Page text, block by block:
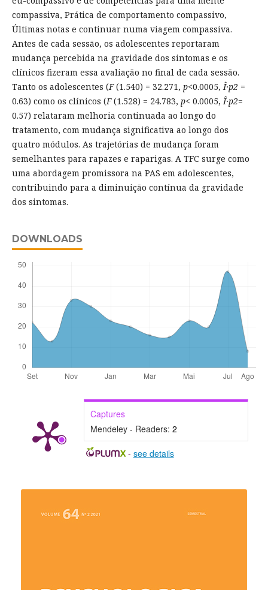
compassiva, Prática de comportamento compassivo,
Últimas notas e continuar numa viagem compassiva.
Antes de cada sessão, os adolescentes reportaram
mudança percebida na gravidade dos sintomas e os
clínicos fizeram essa avaliação no final de cada sessão.
Tanto os adolescentes (F(1.540) = 32.271, p<0.0005,Î·p2 =
0.63) como os clínicos (F(1.528) = 24.783, p< 0.0005,Î·p2=
0.57) relataram melhoria continuada ao longo do
tratamento, com mudança significativa ao longo dos
quatro módulos. As trajetórias de mudança foram
semelhantes para rapazes e raparigas. A TFC surge como
uma abordagem promissora na PAS em adolescentes,
contribuindo para a diminuição contínua da gravidade
dos sintomas.
DOWNLOADS
Captures
Mendeley - Readers: 2
- see details